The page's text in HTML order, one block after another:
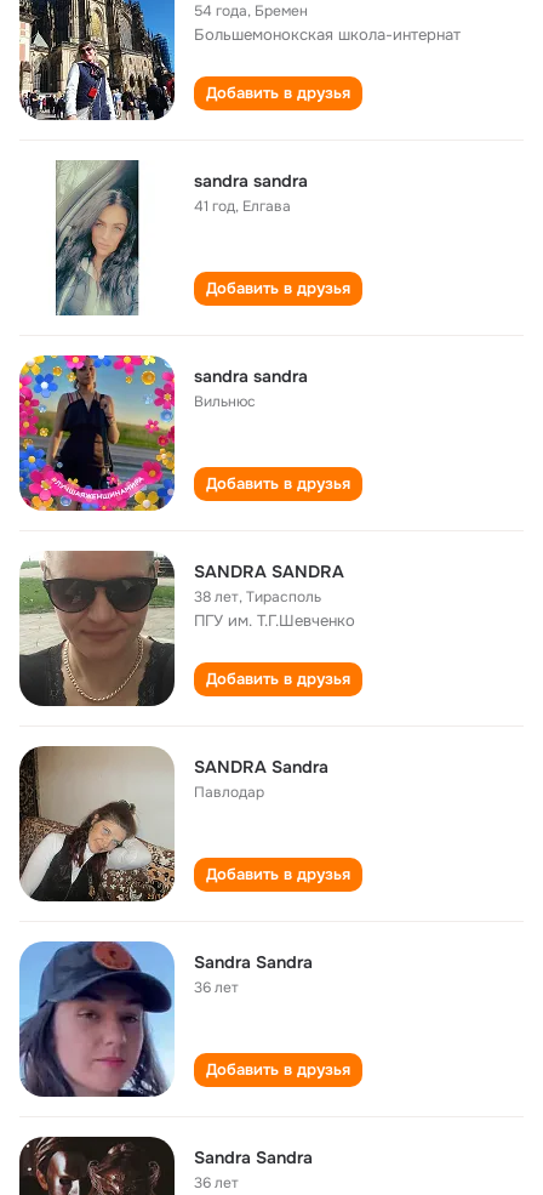
54 года, Бремен
Большемонокская школа-интернат
Добавить в друзья
sandra sandra
41 год, Елгава
Добавить в друзья
sandra sandra
Вильнюс
Добавить в друзья
SANDRA SANDRA
38 лет,Тирасполь
ПГУ им. Т.Г.Шевченко
Добавить в друзья
SANDRA Sandra
Павлодар
Добавить в друзья
Sandra Sandra
36 лет
Добавить в друзья
Sandra Sandra
36 лет